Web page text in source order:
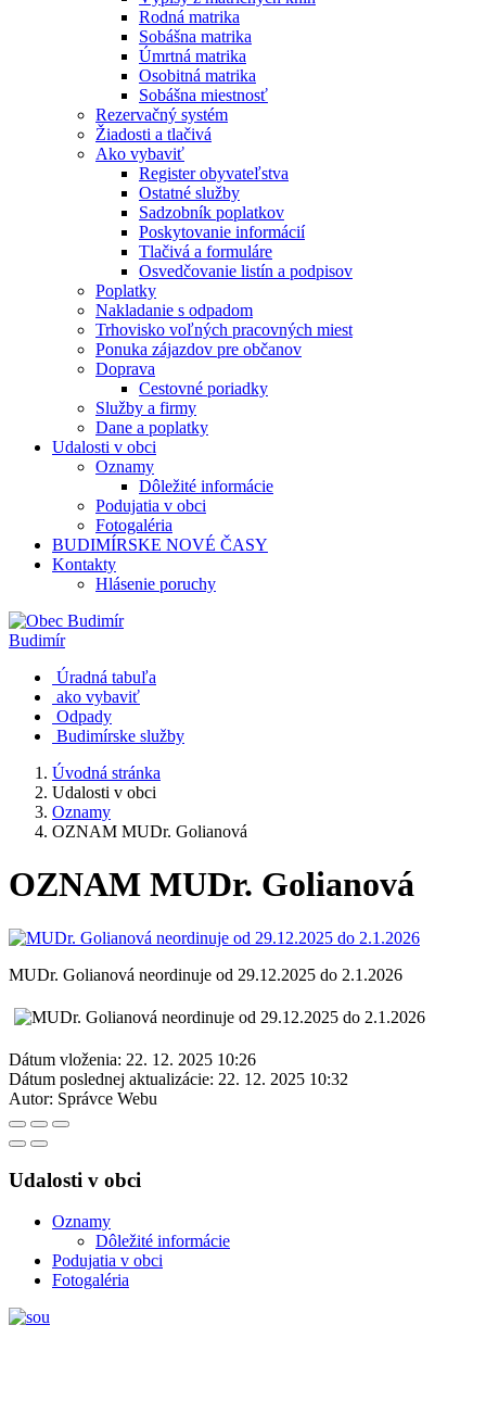
Rodná matrika
Sobášna matrika
Úmrtná matrika
Osobitná matrika
Sobášna miestnosť
Rezervačný systém
Žiadosti a tlačivá
Ako vybaviť
Register obyvateľstva
Ostatné služby
Sadzobník poplatkov
Poskytovanie informácií
Tlačivá a formuláre
Osvedčovanie listín a podpisov
Poplatky
Nakladanie s odpadom
Trhovisko voľných pracovných miest
Ponuka zájazdov pre občanov
Doprava
Cestovné poriadky
Služby a firmy
Dane a poplatky
Udalosti v obci
Oznamy
Dôležité informácie
Podujatia v obci
Fotogaléria
BUDIMÍRSKE NOVÉ ČASY
Kontakty
Hlásenie poruchy
Budimír
Úradná tabuľa
ako vybaviť
Odpady
Budimírske služby
Úvodná stránka
Udalosti v obci
Oznamy
OZNAM MUDr. Golianová
OZNAM MUDr. Golianová
MUDr. Golianová neordinuje od 29.12.2025 do 2.1.2026
Dátum vloženia: 22. 12. 2025 10:26
Dátum poslednej aktualizácie: 22. 12. 2025 10:32
Autor: Správce Webu
Udalosti v obci
Oznamy
Dôležité informácie
Podujatia v obci
Fotogaléria